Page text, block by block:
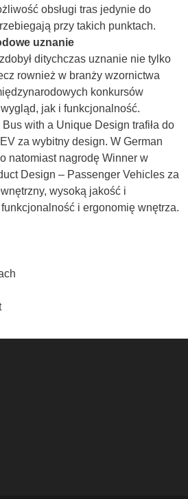
obsługi tras jedynie do
przy takich punktach.
uznanie
ditychczas uznanie nie tylko
rownież w branży wzornictwa
konkursów
jak i funkcjonalność.
with a Unique Design trafiła do
za wybitny design. W German
natomiast nagrodę Winner w
Design – Passenger Vehicles za
wysoką jakość i
i ergonomię wnętrza.